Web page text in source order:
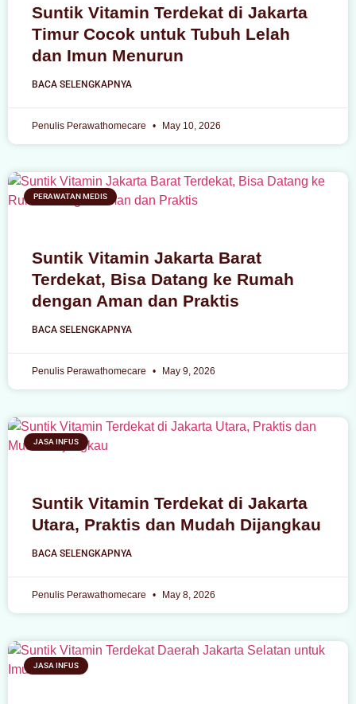
Suntik Vitamin Terdekat di Jakarta
Timur Cocok untuk Tubuh Lelah
dan Imun Menurun
BACA SELENGKAPNYA
Penulis Perawathomecare May 10, 2026
PERAWATAN MEDIS
Suntik Vitamin Jakarta Barat
Terdekat, Bisa Datang ke Rumah
dengan Aman dan Praktis
BACA SELENGKAPNYA
Penulis Perawathomecare May 9, 2026
JASA INFUS
Suntik Vitamin Terdekat di Jakarta
Utara, Praktis dan Mudah Dijangkau
BACA SELENGKAPNYA
Penulis Perawathomecare May 8, 2026
JASA INFUS